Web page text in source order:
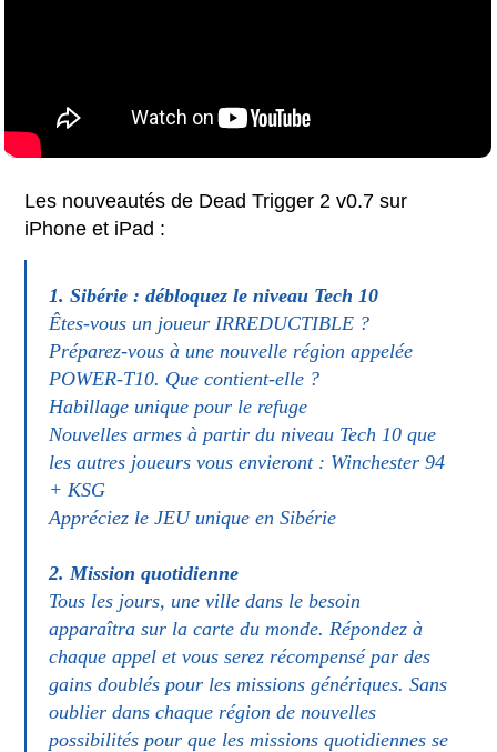
Les nouveautés de Dead Trigger 2 v0.7 sur
iPhone et iPad :
1. Sibérie : débloquez le niveau Tech 10
Êtes-vous un joueur IRREDUCTIBLE ?
Préparez-vous à une nouvelle région appelée
POWER-T10. Que contient-elle ?
Habillage unique pour le refuge
Nouvelles armes à partir du niveau Tech 10 que
les autres joueurs vous envieront : Winchester 94
+ KSG
Appréciez le JEU unique en Sibérie
2. Mission quotidienne
Tous les jours, une ville dans le besoin
apparaîtra sur la carte du monde. Répondez à
chaque appel et vous serez récompensé par des
gains doublés pour les missions génériques. Sans
oublier dans chaque région de nouvelles
possibilités pour que les missions quotidiennes se